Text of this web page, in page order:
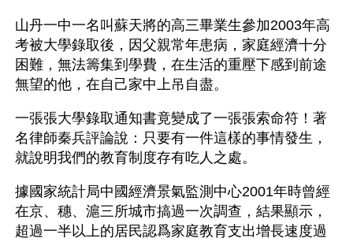
山丹一中一名叫蘇天將的高三畢業生參加2003年高
考被大學錄取後，因父親常年患病，家庭經濟十分
困難，無法籌集到學費，在生活的重壓下感到前途
無望的他，在自己家中上吊自盡。
一張張大學錄取通知書竟變成了一張張索命符！著
名律師秦兵評論說：只要有一件這樣的事情發生，
就說明我們的教育制度存有吃人之處。
據國家統計局中國經濟景氣監測中心2001年時曾經
在京、穗、滬三所城市搞過一次調查，結果顯示，
超過一半以上的居民認爲家庭教育支出增長速度過